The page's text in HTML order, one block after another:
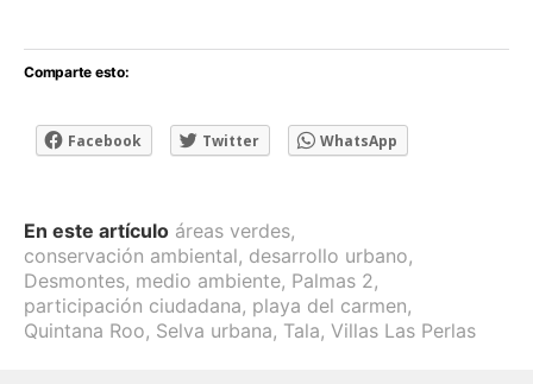
Comparte esto:
Facebook Twitter WhatsApp
En este artículo áreas verdes,
conservación ambiental, desarrollo urbano,
Desmontes, medio ambiente, Palmas 2,
participación ciudadana, playa del carmen,
Quintana Roo, Selva urbana, Tala, Villas Las Perlas